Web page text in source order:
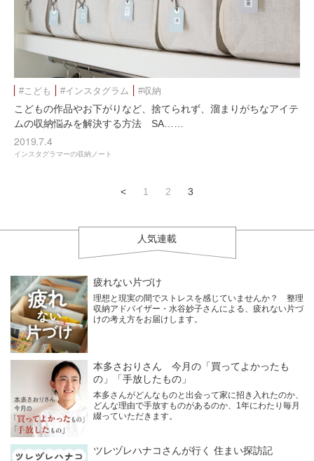
#こども #インスタグラム #収納
こどもの作品やお下がりなど、捨てられず、溜まりがちなアイテ
ムの収納悩みを解決する方法 SA……
2019.7.4
インスタグラマーの収納ノート
< 1 2 3
人気連載
疲れない片づけ
理想と現実の間でストレスを感じていませんか？ 整理
収納アドバイザー・水谷妙子さんによる、疲れない片づ
けの考え方をお届けします。
本多さおりさん 今月の「買ってよかったも
の」「手放したもの」
本多さんがどんなものと出会って家に招き入れたのか、
どんな理由で手放すものがあるのか、1年にわたり毎月
綴っていただきます。
ツレヅレハナコさんが行く 住まい探訪記